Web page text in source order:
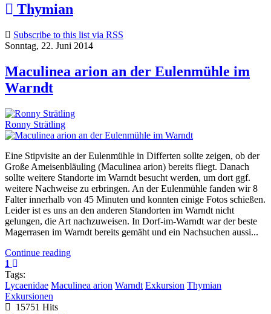
Thymian
Subscribe to this list via RSS
Sonntag, 22. Juni 2014
Maculinea arion an der Eulenmühle im
Warndt
Ronny Strätling
Eine Stipvisite an der Eulenmühle in Differten sollte zeigen, ob der
Große Ameisenbläuling (Maculinea arion) bereits fliegt. Danach
sollte weitere Standorte im Warndt besucht werden, um dort ggf.
weitere Nachweise zu erbringen. An der Eulenmühle fanden wir 8
Falter innerhalb von 45 Minuten und konnten einige Fotos schießen.
Leider ist es uns an den anderen Standorten im Warndt nicht
gelungen, die Art nachzuweisen. In Dorf-im-Warndt war der beste
Magerrasen im Warndt bereits gemäht und ein Nachsuchen aussi...
Continue reading
1
Tags:
Lycaenidae Maculinea arion Warndt Exkursion Thymian
Exkursionen
15751 Hits